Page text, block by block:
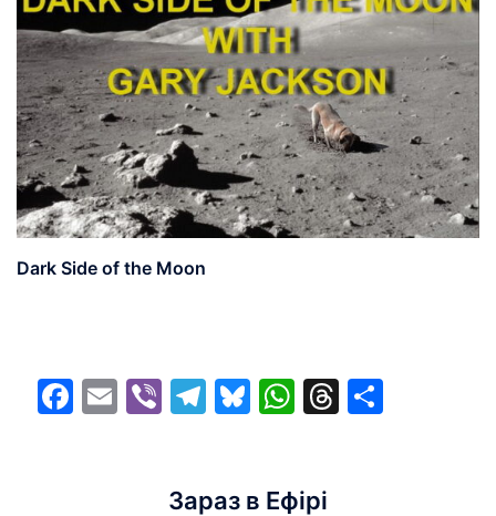
Dark Side of the Moon
Facebook
EmailViberTelegram
Bluesky
WhatsApp
Threads
Зараз в Ефірі